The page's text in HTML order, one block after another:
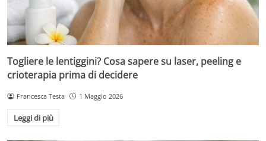
Togliere le lentiggini? Cosa sapere su laser, peeling e
crioterapia prima di decidere
Francesca Testa 1 Maggio 2026
Leggi di più